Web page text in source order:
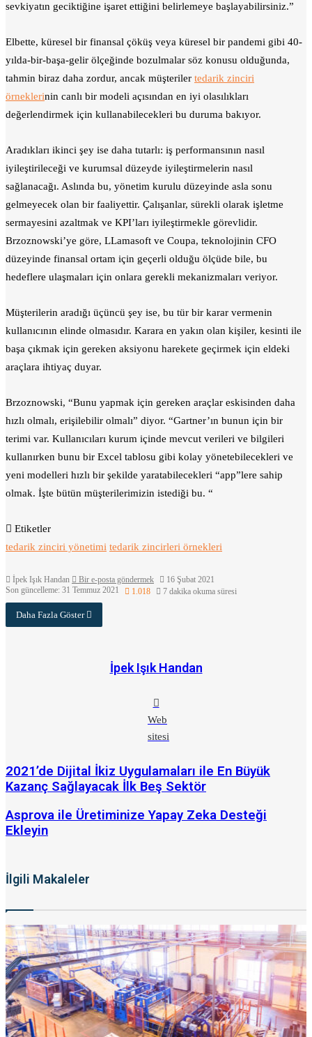
sevkiyatın geciktiğine işaret ettiğini belirlemeye başlayabilirsiniz.”
Elbette, küresel bir finansal çöküş veya küresel bir pandemi gibi 40-
yılda-bir-başa-gelir ölçeğinde bozulmalar söz konusu olduğunda,
tahmin biraz daha zordur, ancak müşteriler tedarik zinciri
örneklerinin canlı bir modeli açısından en iyi olasılıkları
değerlendirmek için kullanabilecekleri bu duruma bakıyor.
Aradıkları ikinci şey ise daha tutarlı: iş performansının nasıl
iyileştirileceği ve kurumsal düzeyde iyileştirmelerin nasıl
sağlanacağı. Aslında bu, yönetim kurulu düzeyinde asla sonu
gelmeyecek olan bir faaliyettir. Çalışanlar, sürekli olarak işletme
sermayesini azaltmak ve KPI’ları iyileştirmekle görevlidir.
Brzoznowski’ye göre, LLamasoft ve Coupa, teknolojinin CFO
düzeyinde finansal ortam için geçerli olduğu ölçüde bile, bu
hedeflere ulaşmaları için onlara gerekli mekanizmaları veriyor.
Müşterilerin aradığı üçüncü şey ise, bu tür bir karar vermenin
kullanıcının elinde olmasıdır. Karara en yakın olan kişiler, kesinti ile
başa çıkmak için gereken aksiyonu harekete geçirmek için eldeki
araçlara ihtiyaç duyar.
Brzoznowski, “Bunu yapmak için gereken araçlar eskisinden daha
hızlı olmalı, erişilebilir olmalı” diyor. “Gartner’ın bunun için bir
terimi var. Kullanıcıları kurum içinde mevcut verileri ve bilgileri
kullanırken bunu bir Excel tablosu gibi kolay yönetebilecekleri ve
yeni modelleri hızlı bir şekilde yaratabilecekleri “app”lere sahip
olmak. İşte bütün müşterilerimizin istediği bu. “
Etiketler
tedarik zinciri yönetimi tedarik zincirleri örnekleri
İpek Işık Handan Bir e-posta göndermek
16 Şubat 2021
Son güncelleme: 31 Temmuz 2021
1.018 7 dakika okuma süresi
Daha Fazla Göster
İpek Işık Handan
Web
sitesi
2021’de Dijital İkiz Uygulamaları ile En Büyük
Kazanç Sağlayacak İlk Beş Sektör
Asprova ile Üretiminize Yapay Zeka Desteği
Ekleyin
İlgili Makaleler